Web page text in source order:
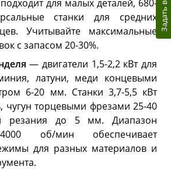
для малых деталей, 680-
станки для средних
Учитывайте максимальные
с запасом 20-30%.
— двигатели 1,5-2,2 кВт для
латуни, меди концевыми
6-20 мм. Станки 3,7-5,5 кВт
чугун торцевыми фрезами 25-40
резания до 5 мм. Диапазон
об/мин обеспечивает
для разных материалов и